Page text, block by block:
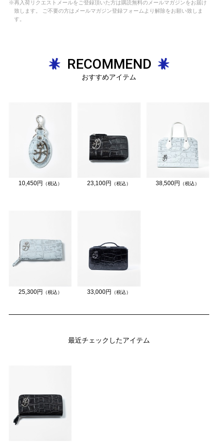
※再入荷リクエストメールをご登録頂いた方は購読無料のメールマガジンをお届け
致します。 ご不要の方はメールマガジン登録フォームより解除をお願い致しま
す。
RECOMMEND
おすすめアイテム
10,450円 （税込） 23,100円 （税込） 38,500円 （税込）
25,300円 （税込） 33,000円 （税込）
最近チェックしたアイテム